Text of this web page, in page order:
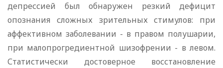
депрессией был обнаружен резкий дефицит
опознания сложных зрительных стимулов: при
аффективном заболевании - в правом полушарии,
при малопрогредиентной шизофрении - в левом.
Статистически достоверное восстановление